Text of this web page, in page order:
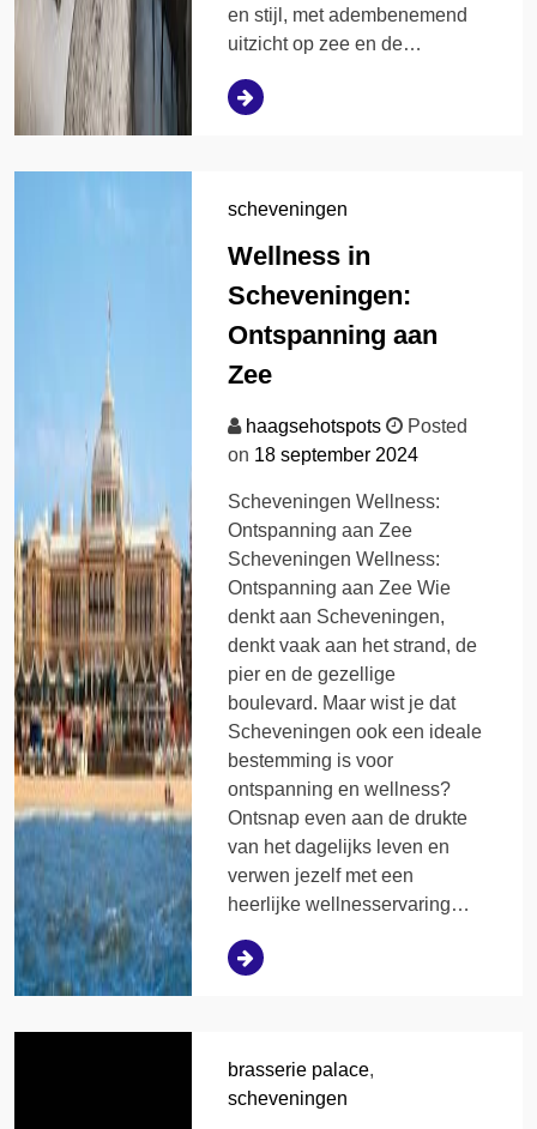
en stijl, met adembenemend
uitzicht op zee en de…
scheveningen
Wellness in
Scheveningen:
Ontspanning aan
Zee
haagsehotspots
Posted
on 18 september 2024
Scheveningen Wellness:
Ontspanning aan Zee
Scheveningen Wellness:
Ontspanning aan Zee Wie
denkt aan Scheveningen,
denkt vaak aan het strand, de
pier en de gezellige
boulevard. Maar wist je dat
Scheveningen ook een ideale
bestemming is voor
ontspanning en wellness?
Ontsnap even aan de drukte
van het dagelijks leven en
verwen jezelf met een
heerlijke wellnesservaring…
brasserie palace,
scheveningen